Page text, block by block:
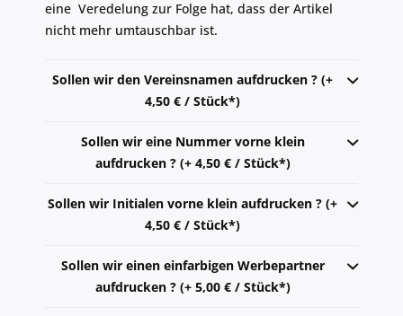
eine Veredelung zur Folge hat, dass der Artikel
nicht mehr umtauschbar ist.
Sollen wir den Vereinsnamen aufdrucken ? (+
4,50 € / Stück*)
Sollen wir eine Nummer vorne klein
aufdrucken ? (+ 4,50 € / Stück*)
Sollen wir Initialen vorne klein aufdrucken ? (+
4,50 € / Stück*)
Sollen wir einen einfarbigen Werbepartner
aufdrucken ? (+ 5,00 € / Stück*)